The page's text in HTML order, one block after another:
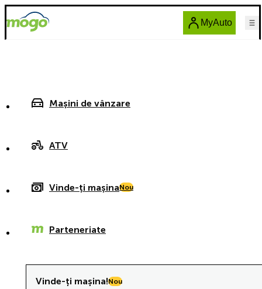
MyAuto
Mașini de vânzare
ATV
Vinde-ți mașinaNou
Parteneriate
Vinde-ți mașina!Nou